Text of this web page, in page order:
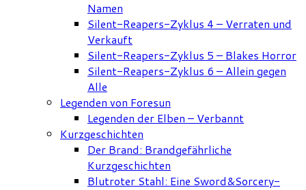
Namen
Silent-Reapers-Zyklus 4 – Verraten und
Verkauft
Silent-Reapers-Zyklus 5 – Blakes Horror
Silent-Reapers-Zyklus 6 – Allein gegen
Alle
Legenden von Foresun
Legenden der Elben – Verbannt
Kurzgeschichten
Der Brand: Brandgefährliche
Kurzgeschichten
Blutroter Stahl: Eine Sword&Sorcery-